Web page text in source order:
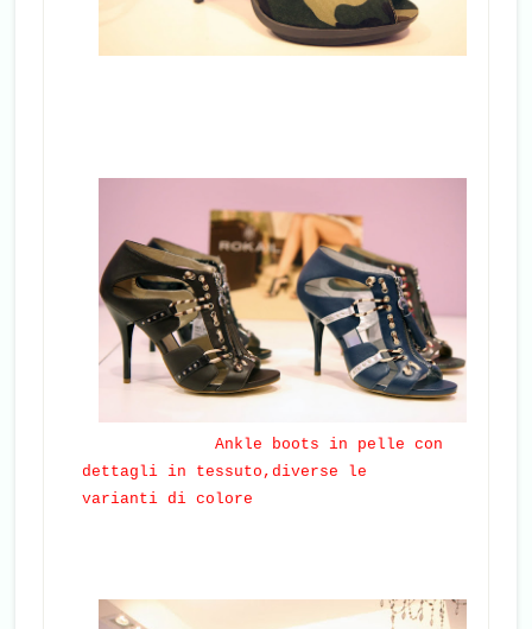
Ankle boots in pelle con
dettagli in tessuto,diverse le
varianti di colore